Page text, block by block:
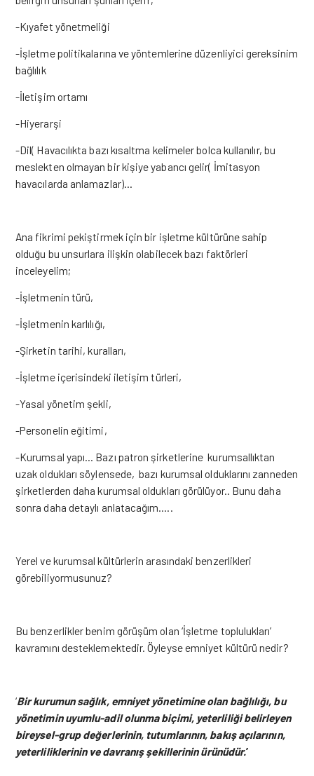
-Kıyafet yönetmeliği
-İşletme politikalarına ve yöntemlerine düzenliyici gereksinim
bağlılık
-İletişim ortamı
-Hiyerarşi
-Dil( Havacılıkta bazı kısaltma kelimeler bolca kullanılır, bu
meslekten olmayan bir kişiye yabancı gelir( İmitasyon
havacılarda anlamazlar)…
Ana fikrimi pekiştirmek için bir işletme kültürüne sahip
olduğu bu unsurlara ilişkin olabilecek bazı faktörleri
inceleyelim;
-İşletmenin türü,
-İşletmenin karlılığı,
-Şirketin tarihi, kuralları,
-İşletme içerisindeki iletişim türleri,
-Yasal yönetim şekli,
-Personelin eğitimi,
-Kurumsal yapı… Bazı patron şirketlerine kurumsallıktan
uzak oldukları söylensede, bazı kurumsal olduklarını zanneden
şirketlerden daha kurumsal oldukları görülüyor.. Bunu daha
sonra daha detaylı anlatacağım…..
Yerel ve kurumsal kültürlerin arasındaki benzerlikleri
görebiliyormusunuz?
Bu benzerlikler benim görüşüm olan ‘İşletme toplulukları’
kavramını desteklemektedir. Öyleyse emniyet kültürü nedir?
‘Bir kurumun sağlık, emniyet yönetimine olan bağlılığı, bu
yönetimin uyumlu-adil olunma biçimi, yeterliliği belirleyen
bireysel-grup değerlerinin, tutumlarının, bakış açılarının,
yeterliliklerinin ve davranış şekillerinin ürünüdür.’